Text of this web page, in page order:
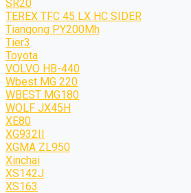
SR20
TEREX TFC 45 LX HC SIDER
Tiangong PY200Mh
Tier3
Toyota
VOLVO HB-440
Wbest MG 220
WBEST MG180
WOLF JХ45H
XE80
XG932II
XGMA ZL950
Xinchai
XS142J
XS163